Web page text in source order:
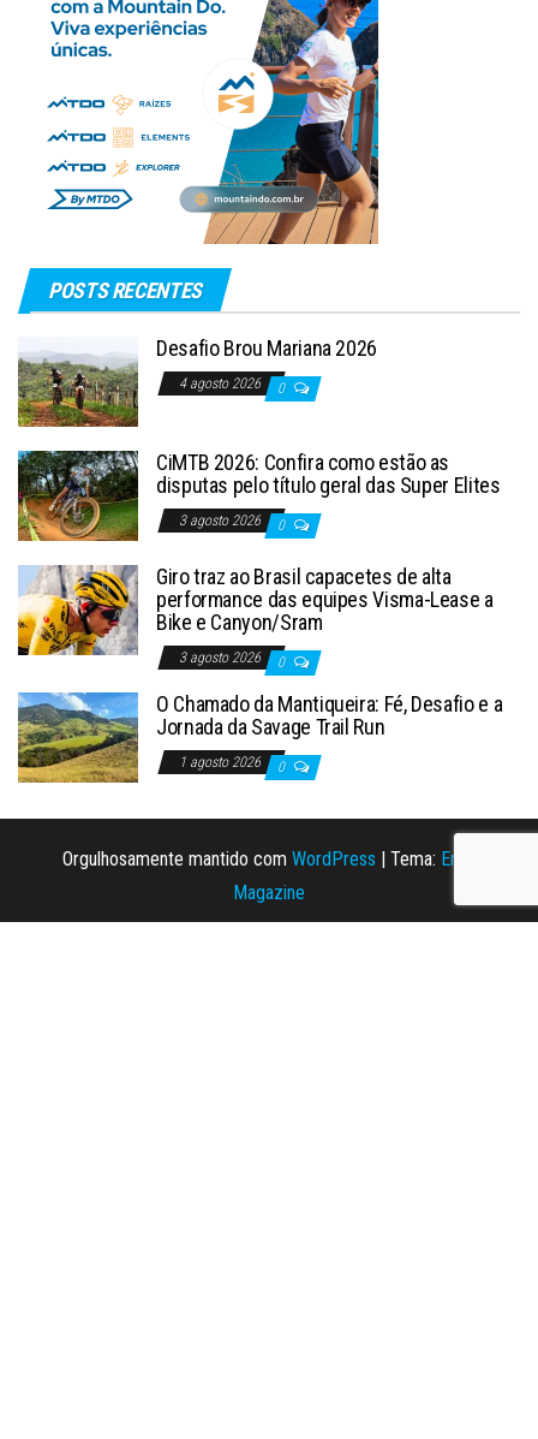
POSTS RECENTES
Desafio Brou Mariana 2026
4 agosto 2026 0
CiMTB 2026: Confira como estão as
disputas pelo título geral das Super Elites
3 agosto 2026 0
Giro traz ao Brasil capacetes de alta
performance das equipes Visma-Lease a
Bike e Canyon/Sram
3 agosto 2026 0
O Chamado da Mantiqueira: Fé, Desafio e a
Jornada da Savage Trail Run
1 agosto 2026 0
Orgulhosamente mantido com WordPress | Tema: Envo
Magazine